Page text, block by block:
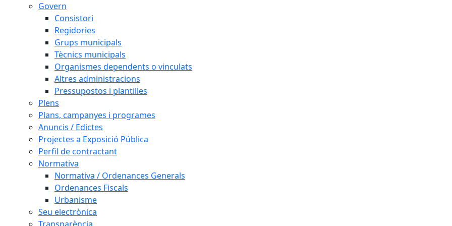
Govern
Consistori
Regidories
Grups municipals
Tècnics municipals
Organismes dependents o vinculats
Altres administracions
Pressupostos i plantilles
Plens
Plans, campanyes i programes
Anuncis / Edictes
Projectes a Exposició Pública
Perfil de contractant
Normativa
Normativa / Ordenances Generals
Ordenances Fiscals
Urbanisme
Seu electrònica